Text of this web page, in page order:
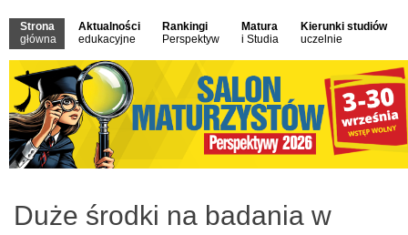
Strona
główna
Aktualności
edukacyjne
Rankingi
Perspektyw
Matura
i Studia
Kierunki studiów
uczelnie
Duże środki na badania w